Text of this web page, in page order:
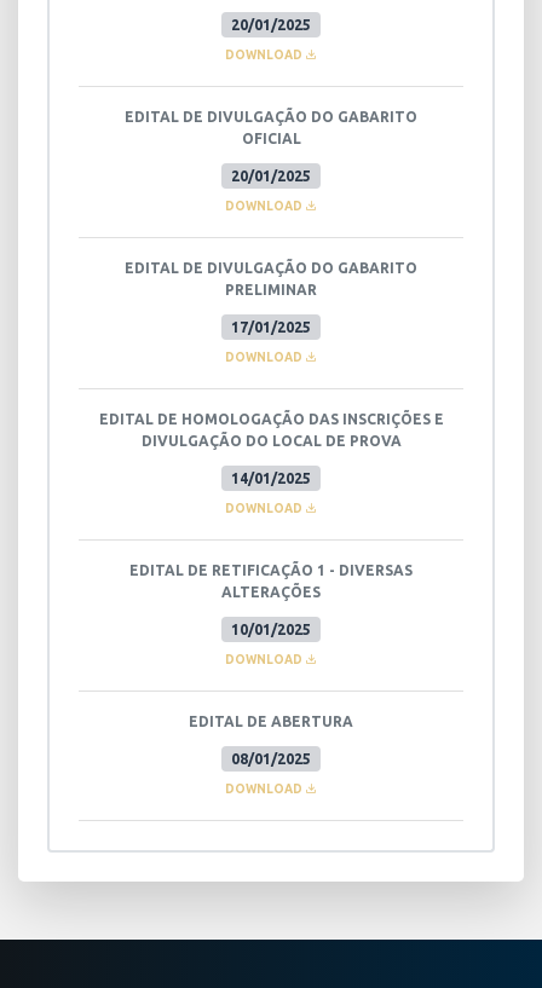
20/01/2025
DOWNLOAD
20/01/2025
EDITAL DE DIVULGAÇÃO DO GABARITO
OFICIAL
DOWNLOAD
17/01/2025
EDITAL DE DIVULGAÇÃO DO GABARITO
PRELIMINAR
DOWNLOAD
14/01/2025
EDITAL DE HOMOLOGAÇÃO DAS INSCRIÇÕES E
DIVULGAÇÃO DO LOCAL DE PROVA
DOWNLOAD
10/01/2025
EDITAL DE RETIFICAÇÃO 1 - DIVERSAS
ALTERAÇÕES
DOWNLOAD
08/01/2025
EDITAL DE ABERTURA
DOWNLOAD